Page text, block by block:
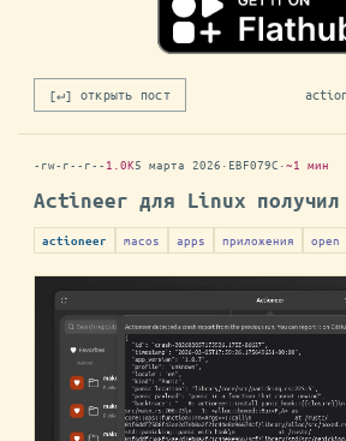
[↵] открыть пост
-rw-r--r-- 1.0K5 марта 2026 · EBF079C ·~1 мин
Actineer для Linux получил
actioneer macos apps приложения open